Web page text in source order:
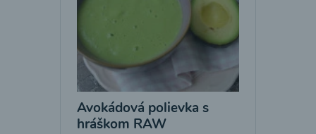
Avokádová polievka s
hráškom RAW